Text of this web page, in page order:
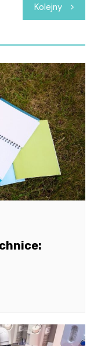
Kolejny